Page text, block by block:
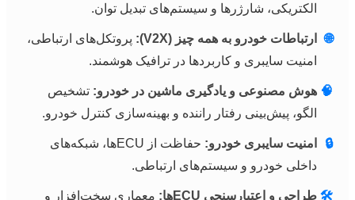
الکتریکی، شارژرها و سیستم‌های تبدیل توان.
🌐 ارتباطات خودرو به همه چیز (V2X):
پروتکل‌های ارتباطی،
امنیت سایبری و کاربردها در ترافیک هوشمند.
🧠 هوش مصنوعی و یادگیری ماشین در خودرو: تشخیص
الگو، پیش‌بینی رفتار راننده و بهینه‌سازی کنترل خودرو.
🔒 امنیت سایبری خودرو:
حفاظت از ECUها، شبکه‌های
داخلی خودرو و سیستم‌های ارتباطی.
🛠️ طراحی و اعتبارسنجی ECUها:
معماری سخت‌افزار و